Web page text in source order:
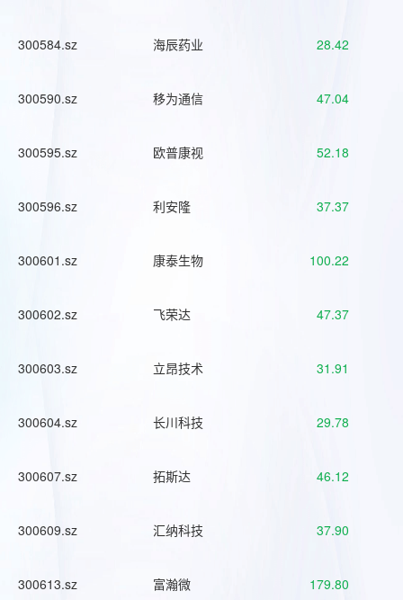
300584.sz 海辰药业 28.42
300590.sz 移为通信 47.04
300595.sz 欧普康视 52.18
300596.sz 利安隆 37.37
300601.sz 康泰生物 100.22
300602.sz 飞荣达 47.37
300603.sz 立昂技术 31.91
300604.sz 长川科技 29.78
300607.sz 拓斯达 46.12
300609.sz 汇纳科技 37.90
300613.sz 富瀚微 179.80